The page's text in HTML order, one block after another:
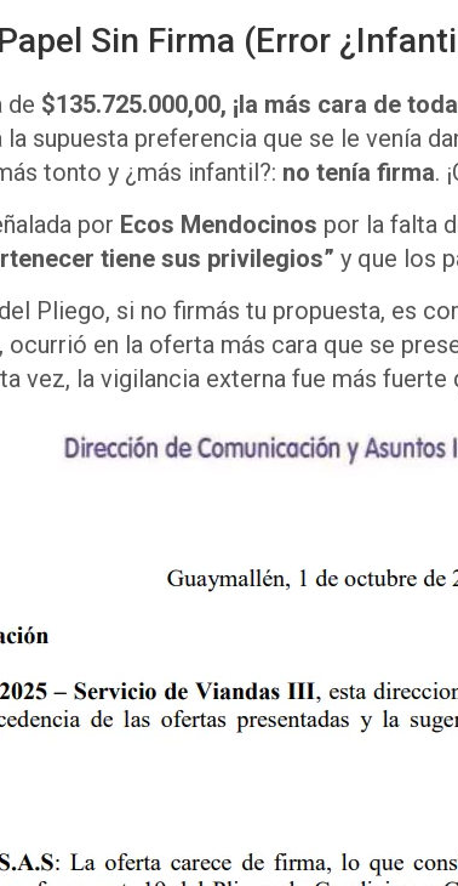
Sin Firma (Error
de $135.725.000,00, ¡la más cara de
supuesta preferencia que se le venía
tonto y ¿más infantil?: no tenía firma.
por Ecos Mendocinos por la falta
tiene sus privilegios” y que los
Pliego, si no firmás tu propuesta, es
ocurrió en la oferta más cara que se
vez, la vigilancia externa fue más